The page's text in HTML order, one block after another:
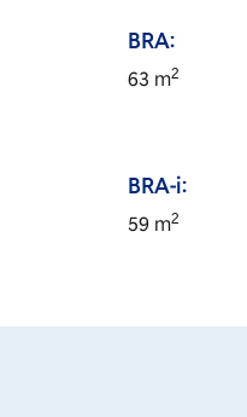
BRA:
63 m2
BRA-i:
59m2